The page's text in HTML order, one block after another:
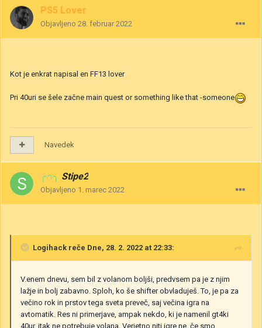
PS5 Lover
Objavljeno 28. februar 2022
Kot je enkrat napisal en FF13 lover
Pri 40uri se šele začne main quest or something like that -someone
Navedek
╭∩╮ Stipe2
Objavljeno 1. marec 2022
Logihack reče Dne, 28. 2. 2022 at 22:33:
V.enem dnevu, sem bil z volanom boljši, predvsem pa je z njim
lažje in bolj zabavno. Sploh, ko še shifter obvladuješ. To, je pa za
večino rok in prstov tega sveta preveč, saj večina igra na
avtomatik. Res ni primerjave, ampak nekdo, ki je namenil gt4ki
40ur, itak ne potrebuje volana. Verjetno niti igre ne, če smo